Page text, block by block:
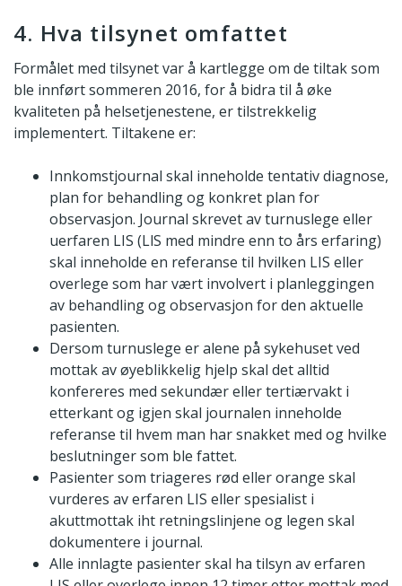
4. Hva tilsynet omfattet
Formålet med tilsynet var å kartlegge om de tiltak som
ble innført sommeren 2016, for å bidra til å øke
kvaliteten på helsetjenestene, er tilstrekkelig
implementert. Tiltakene er:
Innkomstjournal skal inneholde tentativ diagnose,
plan for behandling og konkret plan for
observasjon. Journal skrevet av turnuslege eller
uerfaren LIS (LlS med mindre enn to års erfaring)
skal inneholde en referanse til hvilken LIS eller
overlege som har vært involvert i planleggingen
av behandling og observasjon for den aktuelle
pasienten.
Dersom turnuslege er alene på sykehuset ved
mottak av øyeblikkelig hjelp skal det alltid
konfereres med sekundær eller tertiærvakt i
etterkant og igjen skal journalen inneholde
referanse til hvem man har snakket med og hvilke
beslutninger som ble fattet.
Pasienter som triageres rød eller orange skal
vurderes av erfaren LIS eller spesialist i
akuttmottak iht retningslinjene og legen skal
dokumentere i journal.
Alle innlagte pasienter skal ha tilsyn av erfaren